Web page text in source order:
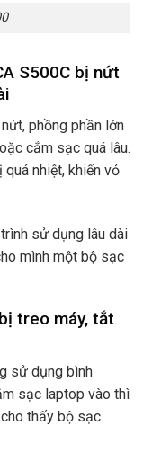
S500C bị nứt
phồng phần lớn
cắm sạc quá lâu.
nhiệt, khiến vỏ
sử dụng lâu dài
mình một bộ sạc
treo máy, tắt
sử dụng bình
sạc laptop vào thì
thấy bộ sạc